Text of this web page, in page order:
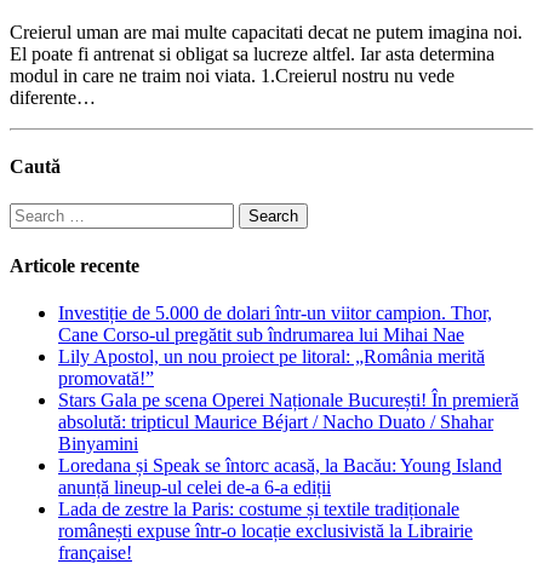
Creierul uman are mai multe capacitati decat ne putem imagina noi.
El poate fi antrenat si obligat sa lucreze altfel. Iar asta determina
modul in care ne traim noi viata. 1.Creierul nostru nu vede
diferente…
Caută
Search
for:
Articole recente
Investiție de 5.000 de dolari într-un viitor campion. Thor,
Cane Corso-ul pregătit sub îndrumarea lui Mihai Nae
Lily Apostol, un nou proiect pe litoral: „România merită
promovată!”
Stars Gala pe scena Operei Naționale București! În premieră
absolută: tripticul Maurice Béjart / Nacho Duato / Shahar
Binyamini
Loredana și Speak se întorc acasă, la Bacău: Young Island
anunță lineup-ul celei de-a 6-a ediții
Lada de zestre la Paris: costume și textile tradiționale
românești expuse într-o locație exclusivistă la Librairie
française!